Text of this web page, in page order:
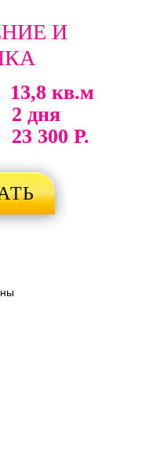
И
13,8 кв.м
2 дня
23 300 Р.